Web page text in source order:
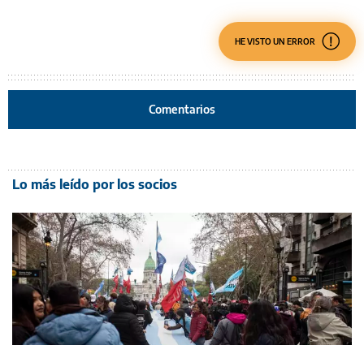
HE VISTO UN ERROR
Comentarios
Lo más leído por los socios